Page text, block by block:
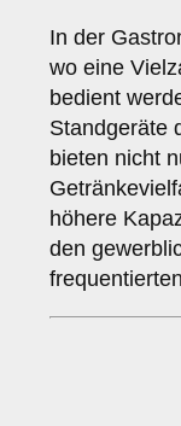
In der
wo eine
bedient
Standgeräte
bieten nicht
höhere
den